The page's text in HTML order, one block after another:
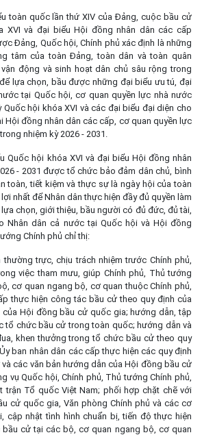
toàn quốc lần thứ XIV của Đảng, cuộc bầu cử
XVI và đại biểu Hội đồng nhân dân các cấp
Đảng, Quốc hội, Chính phủ xác định là những
tâm của toàn Đảng, toàn dân và toàn quân
động và sinh hoạt dân chủ sâu rộng trong
lựa chọn, bầu được những đại biểu ưu tú, đại
tại Quốc hội, cơ quan quyền lực nhà nước
hội khóa XVI và các đại biểu đại diện cho
Hội đồng nhân dân các cấp, cơ quan quyền lực
nhiệm kỳ 2026 - 2031.
Quốc hội khóa XVI và đại biểu Hội đồng nhân
- 2031 được tổ chức bảo đảm dân chủ, bình
toàn, tiết kiệm và thực sự là ngày hội của toàn
nhất để Nhân dân thực hiện đầy đủ quyền làm
chọn, giới thiệu, bầu người có đủ đức, đủ tài,
Nhân dân cả nước tại Quốc hội và Hội đồng
Chính phủ chỉ thị:
trực, chịu trách nhiệm trước Chính phủ,
việc tham mưu, giúp Chính phủ, Thủ tướng
cơ quan ngang bộ, cơ quan thuộc Chính phủ,
thực hiện công tác bầu cử theo quy định của
Hội đồng bầu cử quốc gia; hướng dẫn, tập
tổ chức bầu cử trong toàn quốc; hướng dẫn và
khen thưởng trong tổ chức bầu cử theo quy
ban nhân dân các cấp thực hiện các quy định
các văn bản hướng dẫn của Hội đồng bầu cử
vụ Quốc hội, Chính phủ, Thủ tướng Chính phủ,
trận Tổ quốc Việt Nam; phối hợp chặt chẽ với
cử quốc gia, Văn phòng Chính phủ và các cơ
cập nhật tình hình chuẩn bị, tiến độ thực hiện
cử tại các bộ, cơ quan ngang bộ, cơ quan